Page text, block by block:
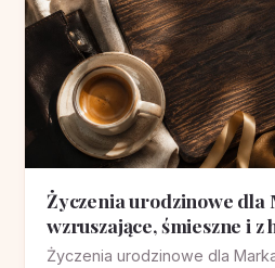
Życzenia urodzinowe
wzruszające, śmieszne i z
Życzenia urodzinowe dla